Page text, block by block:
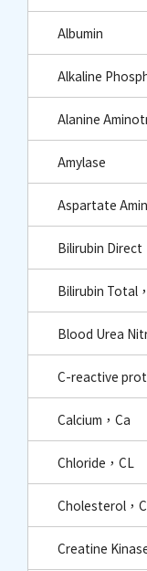
Albumin
Alkaline
Alanine
Amylase
Aspartate
Bilirubin Direct
Bilirubin Total
Blood Urea
C-reactive
Calcium，Ca
Chloride，CL
Cholesterol，
Creatine